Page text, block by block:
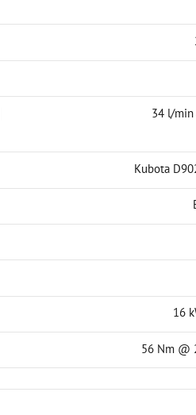
34 l/
Kubota
16
56 Nm @